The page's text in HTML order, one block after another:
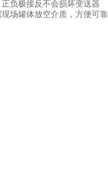
负极接反不会损坏变送器
场罐体放空介质，方便可靠